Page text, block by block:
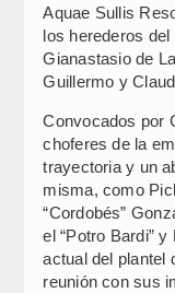
Aquae Sullis
los herederos
Gianastasio de
Guillermo y
Convocados por
choferes de la
trayectoria y un
misma, como
“Cordobés”
el “Potro Bardi”
actual del plantel
reunión con sus